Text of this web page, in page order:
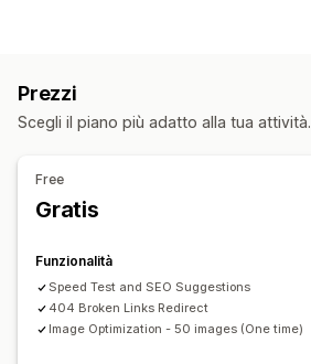
Ottimizzazione velocità
Verifiche
Prezzi
Scegli il piano più adatto alla tua attività.
Free
Gratis
Funzionalità
Speed Test and SEO Suggestions
404 Broken Links Redirect
Image Optimization - 50 images (One time)